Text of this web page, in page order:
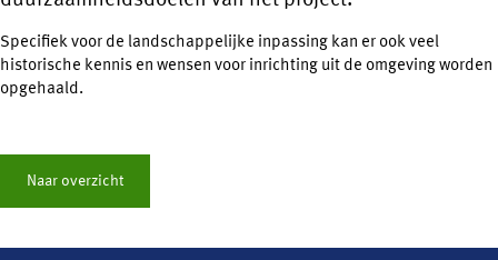
Specifiek voor de landschappelijke inpassing kan er ook veel
historische kennis en wensen voor inrichting uit de omgeving worden
opgehaald.
Naar overzicht